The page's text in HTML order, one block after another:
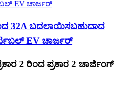
32A ಬದಲಾಯಿಸಬಹುದಾದ
EV ಚಾರ್ಜರ್
2 ರಿಂದ ಪ್ರಕಾರ 2 ಚಾರ್ಜಿಂಗ್